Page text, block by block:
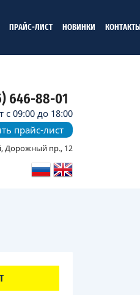
ПРАЙС-ЛИСТ НОВИНКИ КОНТАКТЫ
646-88-01
09:00 до 18:00
прайс-лист
Дорожный пр., 12